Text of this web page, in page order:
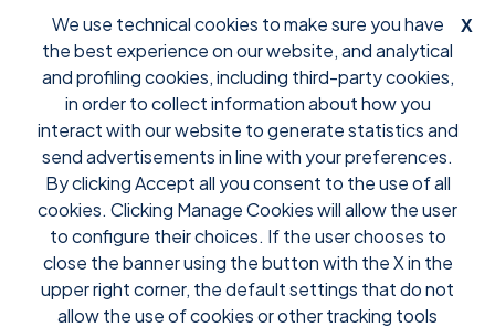
X
We use technical cookies to make sure you have
the best experience on our website, and analytical
and profiling cookies, including third-party cookies,
in order to collect information about how you
interact with our website to generate statistics and
send advertisements in line with your preferences.
By clicking Accept all you consent to the use of all
cookies. Clicking Manage Cookies will allow the user
to configure their choices. If the user chooses to
close the banner using the button with the X in the
upper right corner, the default settings that do not
allow the use of cookies or other tracking tools
Logiciel de gestion
des services de
soutien et